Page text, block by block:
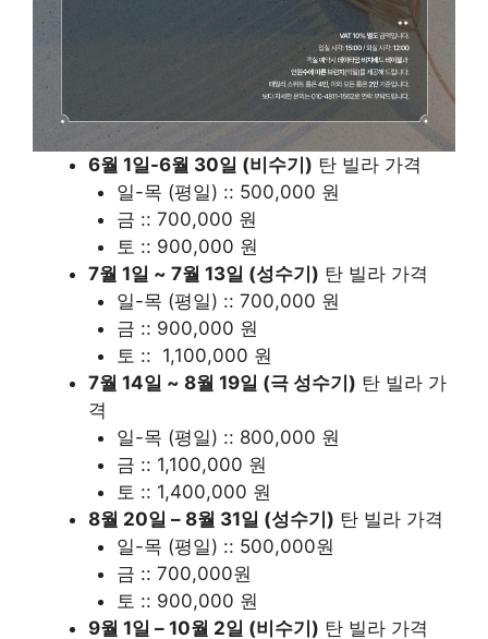
6월 1일-6월 30일 (비수기) 탄 빌라 가격
일-목 (평일) :: 500,000 원
금 :: 700,000 원
토 :: 900,000 원
7월 1일 ~ 7월 13일 (성수기) 탄 빌라 가격
일-목 (평일) :: 700,000 원
금 :: 900,000 원
토 :: 1,100,000 원
7월 14일 ~ 8월 19일 (극 성수기) 탄 빌라 가
격
일-목 (평일) :: 800,000 원
금 :: 1,100,000 원
토 :: 1,400,000 원
8월 20일 – 8월 31일 (성수기) 탄 빌라 가격
일-목 (평일) :: 500,000원
금 :: 700,000원
토 :: 900,000 원
9월 1일 – 10월 2일 (비수기) 탄 빌라 가격